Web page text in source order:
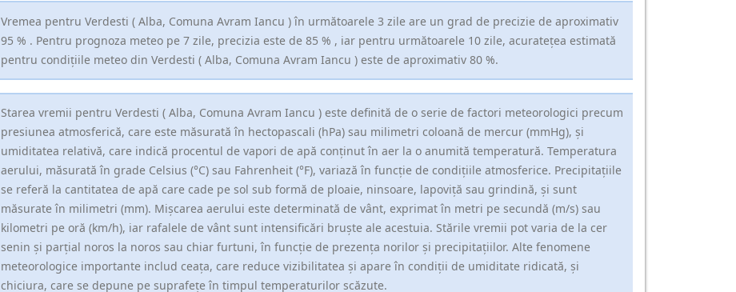
Vremea pentru Verdesti ( Alba, Comuna Avram Iancu ) în următoarele 3 zile are un grad de precizie de aproximativ
95 % . Pentru prognoza meteo pe 7 zile, precizia este de 85 % , iar pentru următoarele 10 zile, acuratețea estimată
pentru condițiile meteo din Verdesti ( Alba, Comuna Avram Iancu ) este de aproximativ 80 %.
Starea vremii pentru Verdesti ( Alba, Comuna Avram Iancu ) este definită de o serie de factori meteorologici precum
presiunea atmosferică, care este măsurată în hectopascali (hPa) sau milimetri coloană de mercur (mmHg), și
umiditatea relativă, care indică procentul de vapori de apă conținut în aer la o anumită temperatură. Temperatura
aerului, măsurată în grade Celsius (°C) sau Fahrenheit (°F), variază în funcție de condițiile atmosferice. Precipitațiile
se referă la cantitatea de apă care cade pe sol sub formă de ploaie, ninsoare, lapoviță sau grindină, și sunt
măsurate în milimetri (mm). Mișcarea aerului este determinată de vânt, exprimat în metri pe secundă (m/s) sau
kilometri pe oră (km/h), iar rafalele de vânt sunt intensificări bruște ale acestuia. Stările vremii pot varia de la cer
senin și parțial noros la noros sau chiar furtuni, în funcție de prezența norilor și precipitațiilor. Alte fenomene
meteorologice importante includ ceața, care reduce vizibilitatea și apare în condiții de umiditate ridicată, și
chiciura, care se depune pe suprafețe în timpul temperaturilor scăzute.